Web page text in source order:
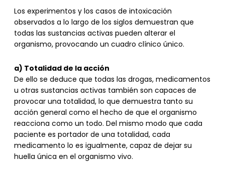
Los experimentos y los casos de intoxicación
observados a lo largo de los siglos demuestran que
todas las sustancias activas pueden alterar el
organismo, provocando un cuadro clínico único.
a) Totalidad de la acción
De ello se deduce que todas las drogas, medicamentos
u otras sustancias activas también son capaces de
provocar una totalidad, lo que demuestra tanto su
acción general como el hecho de que el organismo
reacciona como un todo. Del mismo modo que cada
paciente es portador de una totalidad, cada
medicamento lo es igualmente, capaz de dejar su
huella única en el organismo vivo.